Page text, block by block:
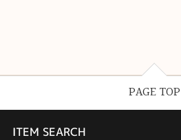
PAGE TOP
ITEM SEARCH